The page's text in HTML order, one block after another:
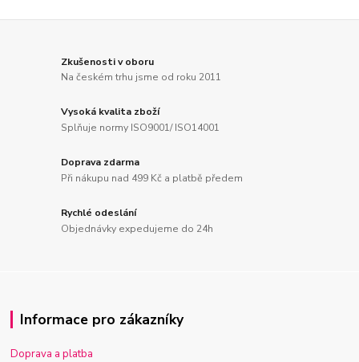
Zkušenosti v oboru
Na českém trhu jsme od roku 2011
Vysoká kvalita zboží
Splňuje normy ISO9001/ ISO14001
Doprava zdarma
Při nákupu nad 499 Kč a platbě předem
Rychlé odeslání
Objednávky expedujeme do 24h
Informace pro zákazníky
Doprava a platba